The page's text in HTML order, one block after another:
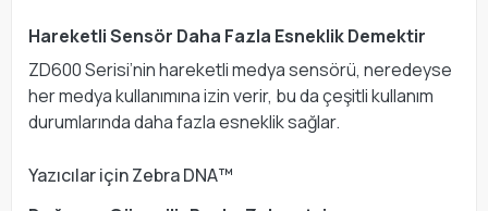
Hareketli Sensör Daha Fazla Esneklik Demektir
ZD600 Serisi’nin hareketli medya sensörü, neredeyse
her medya kullanımına izin verir, bu da çeşitli kullanım
durumlarında daha fazla esneklik sağlar.
Yazıcılar için Zebra DNA™